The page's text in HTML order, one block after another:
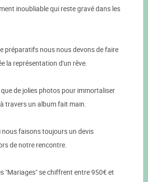
inoubliable qui reste gravé dans les
préparatifs nous nous devons de faire
la représentation d'un rêve.
de jolies photos pour immortaliser
travers un album fait main.
nous faisons toujours un devis
de notre rencontre.
"Mariages" se chiffrent entre 950€ et